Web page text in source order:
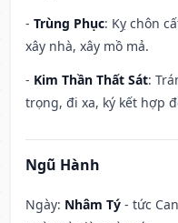
- Trùng Phục: Kỵ chôn
xây nhà, xây mồ mả.
- Kim Thần Thất Sát:
trọng, đi xa, ký kết hợp
Ngũ Hành
Ngày: Nhâm Tý - tức